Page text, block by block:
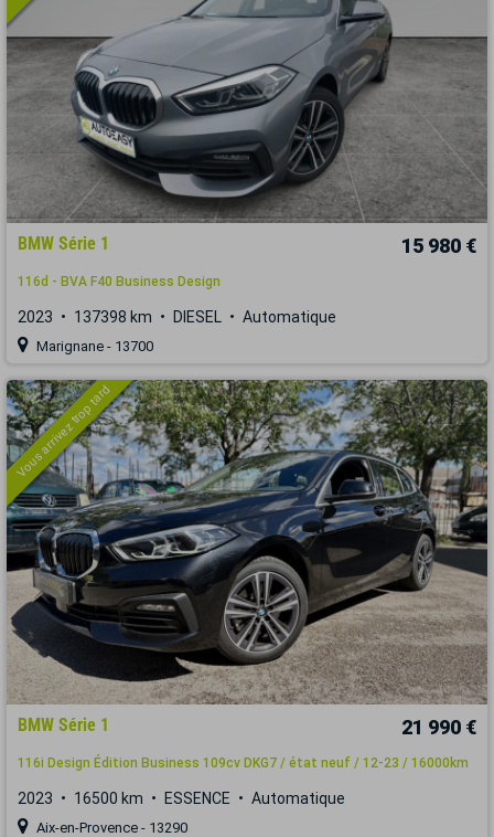
BMW Série 1 15 980 €
116d - BVA F40 Business Design
2023 137398 km DIESEL Automatique
Marignane - 13700
Vous arrivez trop tard
BMW Série 1 21 990 €
116i Design Édition Business 109cv DKG7 / état neuf / 12-23 / 16000km
2023 16500 km ESSENCE Automatique
Aix-en-Provence - 13290